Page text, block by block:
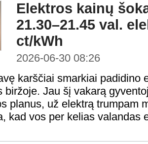
Elektros kainų
21.30–21.45 val.
ct/kWh
2026-06-30 08:26
karščiai smarkiai padidino
biržoje. Jau šį vakarą
planus, už elektrą trumpam
kad vos per kelias valandas